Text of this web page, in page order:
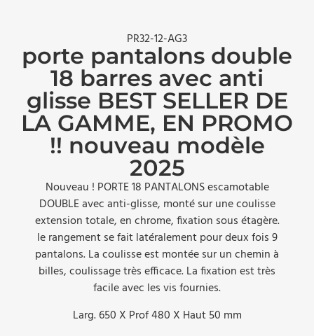
PR32-12-AG3
porte pantalons double
18 barres avec anti
glisse BEST SELLER DE
LA GAMME, EN PROMO
!! nouveau modèle
2025
Nouveau ! PORTE 18 PANTALONS escamotable
DOUBLE avec anti-glisse, monté sur une coulisse
extension totale, en chrome, fixation sous étagère.
le rangement se fait latéralement pour deux fois 9
pantalons. La coulisse est montée sur un chemin à
billes, coulissage très efficace. La fixation est très
facile avec les vis fournies.
Larg. 650 X Prof 480 X Haut 50 mm